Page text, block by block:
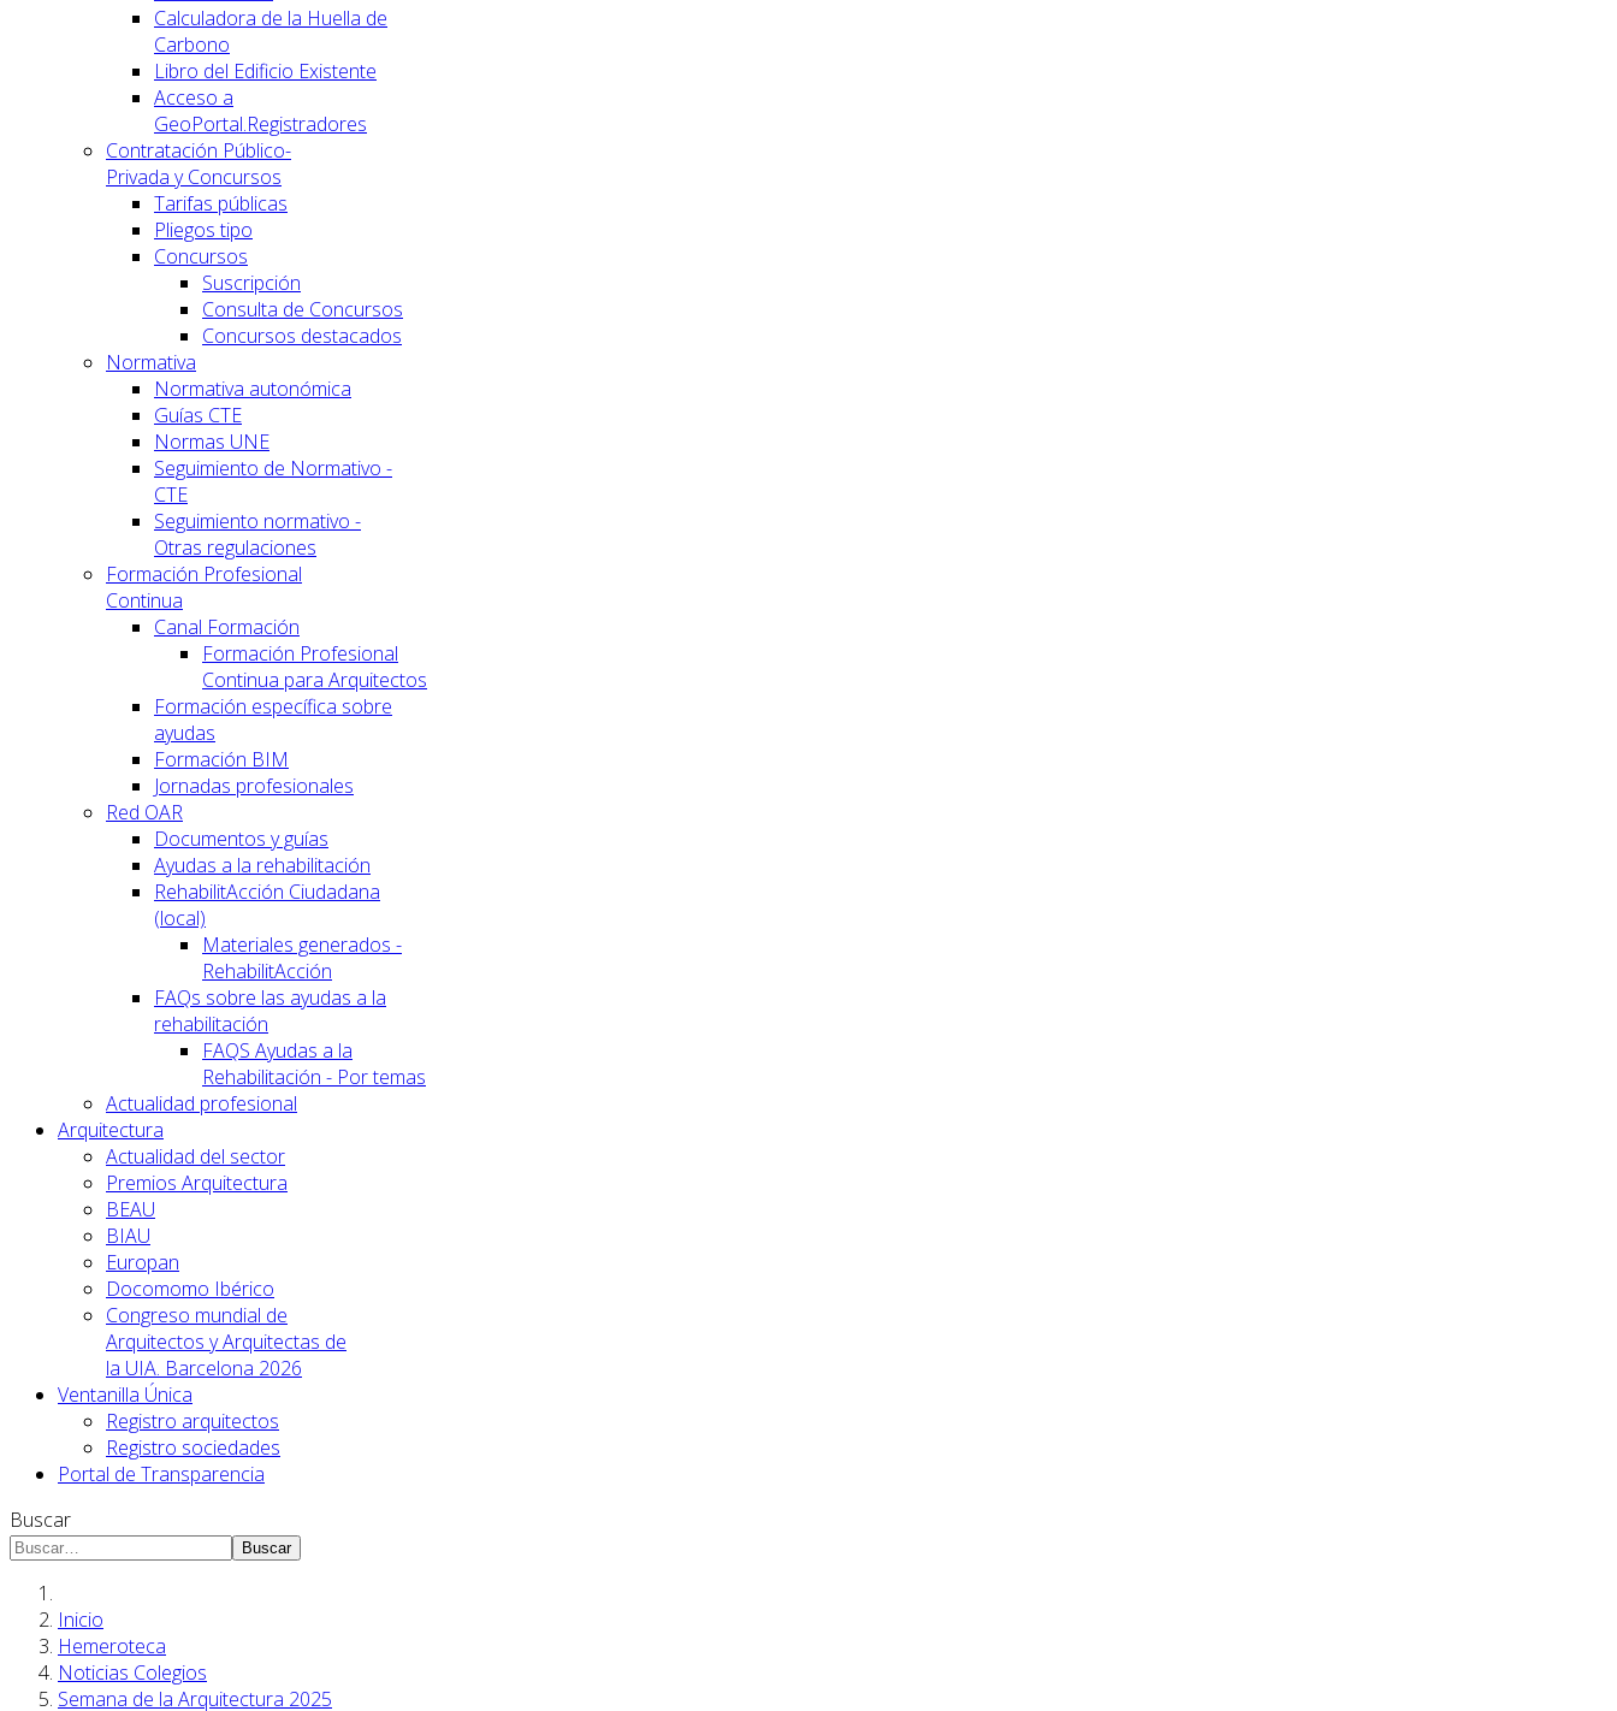
Calculadora de la Huella de
Carbono
Libro del Edificio Existente
Acceso a
GeoPortal.Registradores
Contratación Público-
Privada y Concursos
Tarifas públicas
Pliegos tipo
Concursos
Suscripción
Consulta de Concursos
Concursos destacados
Normativa
Normativa autonómica
Guías CTE
Normas UNE
Seguimiento de Normativo -
CTE
Seguimiento normativo -
Otras regulaciones
Formación Profesional
Continua
Canal Formación
Formación Profesional
Continua para Arquitectos
Formación específica sobre
ayudas
Formación BIM
Jornadas profesionales
Red OAR
Documentos y guías
Ayudas a la rehabilitación
RehabilitAcción Ciudadana
(local)
Materiales generados -
RehabilitAcción
FAQs sobre las ayudas a la
rehabilitación
FAQS Ayudas a la
Rehabilitación - Por temas
Actualidad profesional
Arquitectura
Actualidad del sector
Premios Arquitectura
BEAU
BIAU
Europan
Docomomo Ibérico
Congreso mundial de
Arquitectos y Arquitectas de
la UIA. Barcelona 2026
Ventanilla Única
Registro arquitectos
Registro sociedades
Portal de Transparencia
Buscar
Buscar
Inicio
Hemeroteca
Noticias Colegios
Semana de la Arquitectura 2025